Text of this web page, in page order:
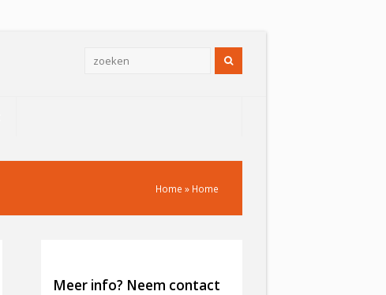
Home » Home
Meer info? Neem contact